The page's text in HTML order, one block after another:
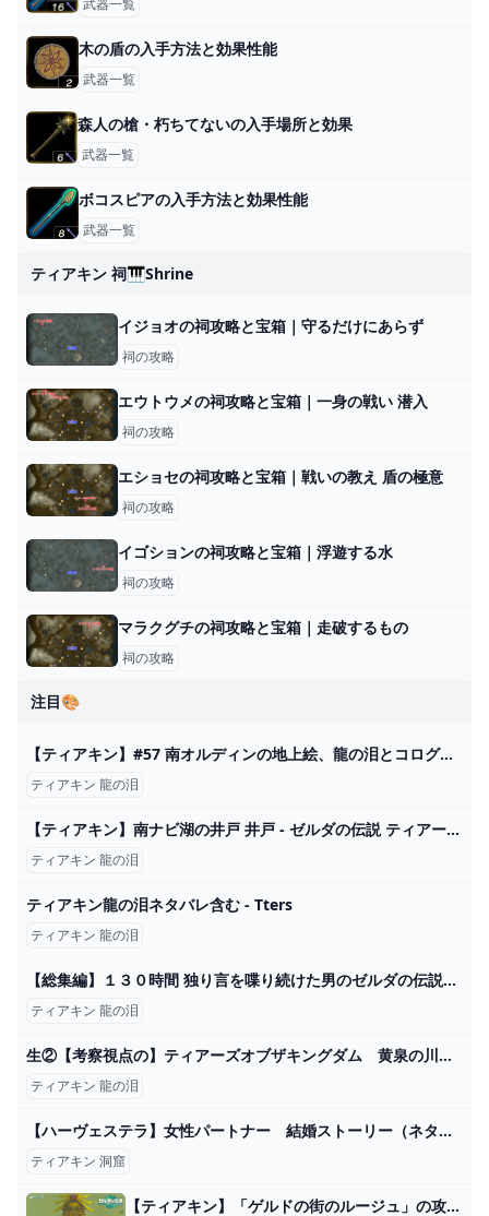
木の盾の入手方法と効果性能
武器一覧
森人の槍・朽ちてないの入手場所と効果
武器一覧
ボコスピアの入手方法と効果性能
武器一覧
ティアキン 祠🎹shrine
イジョオの祠攻略と宝箱｜守るだけにあらず
祠の攻略
エウトウメの祠攻略と宝箱｜一身の戦い 潜入
祠の攻略
エショセの祠攻略と宝箱｜戦いの教え 盾の極意
祠の攻略
イゴションの祠攻略と宝箱｜浮遊する水
祠の攻略
マラクグチの祠攻略と宝箱｜走破するもの
祠の攻略
注目🎨
【ティアキン】#57 南オルディンの地上絵、龍の泪とコログの場所 - YouTube
ティアキン 龍の泪
【ティアキン】南ナビ湖の井戸 井戸 - ゼルダの伝説 ティアーズオブザキングダム 攻略Wiki ティアキン ： ヘイグ攻略まとめWiki
ティアキン 龍の泪
ティアキン龍の泪ネタバレ含む - Tters
ティアキン 龍の泪
【総集編】１３０時間 独り言を喋り続けた男のゼルダの伝説のティアーズ オブ ザ キングダム【社築/にじさんじ/切り抜き】 - YouTube
ティアキン 龍の泪
生②【考察視点の】ティアーズオブザキングダム 黄泉の川の謎の鉄扉をもう１枚見つける - YouTube
ティアキン 龍の泪
【ハーヴェステラ】女性パートナー 結婚ストーリー（ネタバレ注意） - YouTube
ティアキン 洞窟
【ティアキン】「ゲルドの街のルージュ」の攻略チャート【ゼルダの伝説ティアーズオブザキングダム】 - 神ゲー攻略